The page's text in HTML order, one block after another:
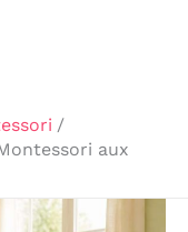
aux